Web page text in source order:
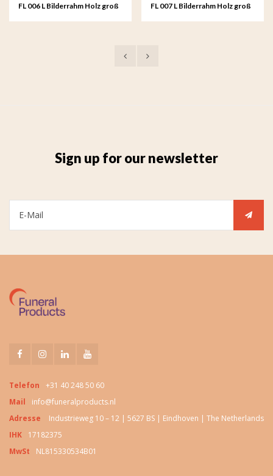
FL 006 L Bilderrahm Holz groß
FL 007 L Bilderrahm Holz groß
Sign up for our newsletter
Telefon
+31 40 248 50 60
Mail
info@funeralproducts.nl
Adresse
Industrieweg 10 – 12 | 5627 BS | Eindhoven | The Netherlands
IHK
17182375
MwSt
NL815330534B01